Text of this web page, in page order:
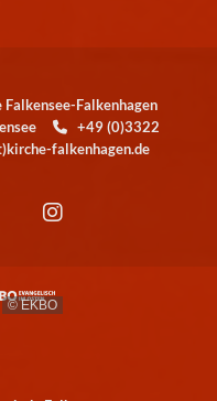
Falkenhagen
+49 (0)3322
falkenhagen.de
© EKBO